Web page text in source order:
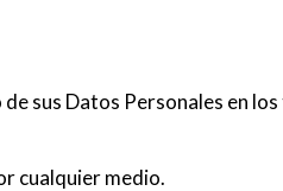
sus Datos Personales en
cualquier medio.